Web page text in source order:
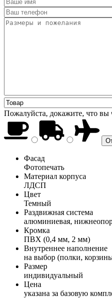
Пожалуйста, докажите, что вы
Фасад
Фотопечать
Материал корпуса
ЛДСП
Цвет
Темный
Раздвижная система
алюминиевая,
Кромка
ПВХ (0,4 мм, 2 мм)
Внутреннее наполнение
на выбор (полки,
Размер
индивидуальный
Цена
указана за базовую